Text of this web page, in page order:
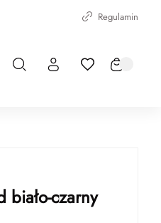
Regulamin
czarny